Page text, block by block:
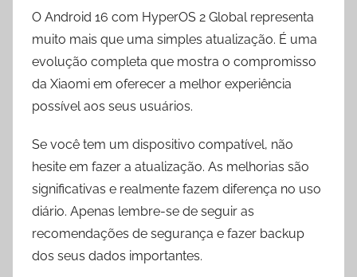
O Android 16 com HyperOS 2 Global representa
muito mais que uma simples atualização. É uma
evolução completa que mostra o compromisso
da Xiaomi em oferecer a melhor experiência
possível aos seus usuários.
Se você tem um dispositivo compatível, não
hesite em fazer a atualização. As melhorias são
significativas e realmente fazem diferença no uso
diário. Apenas lembre-se de seguir as
recomendações de segurança e fazer backup
dos seus dados importantes.